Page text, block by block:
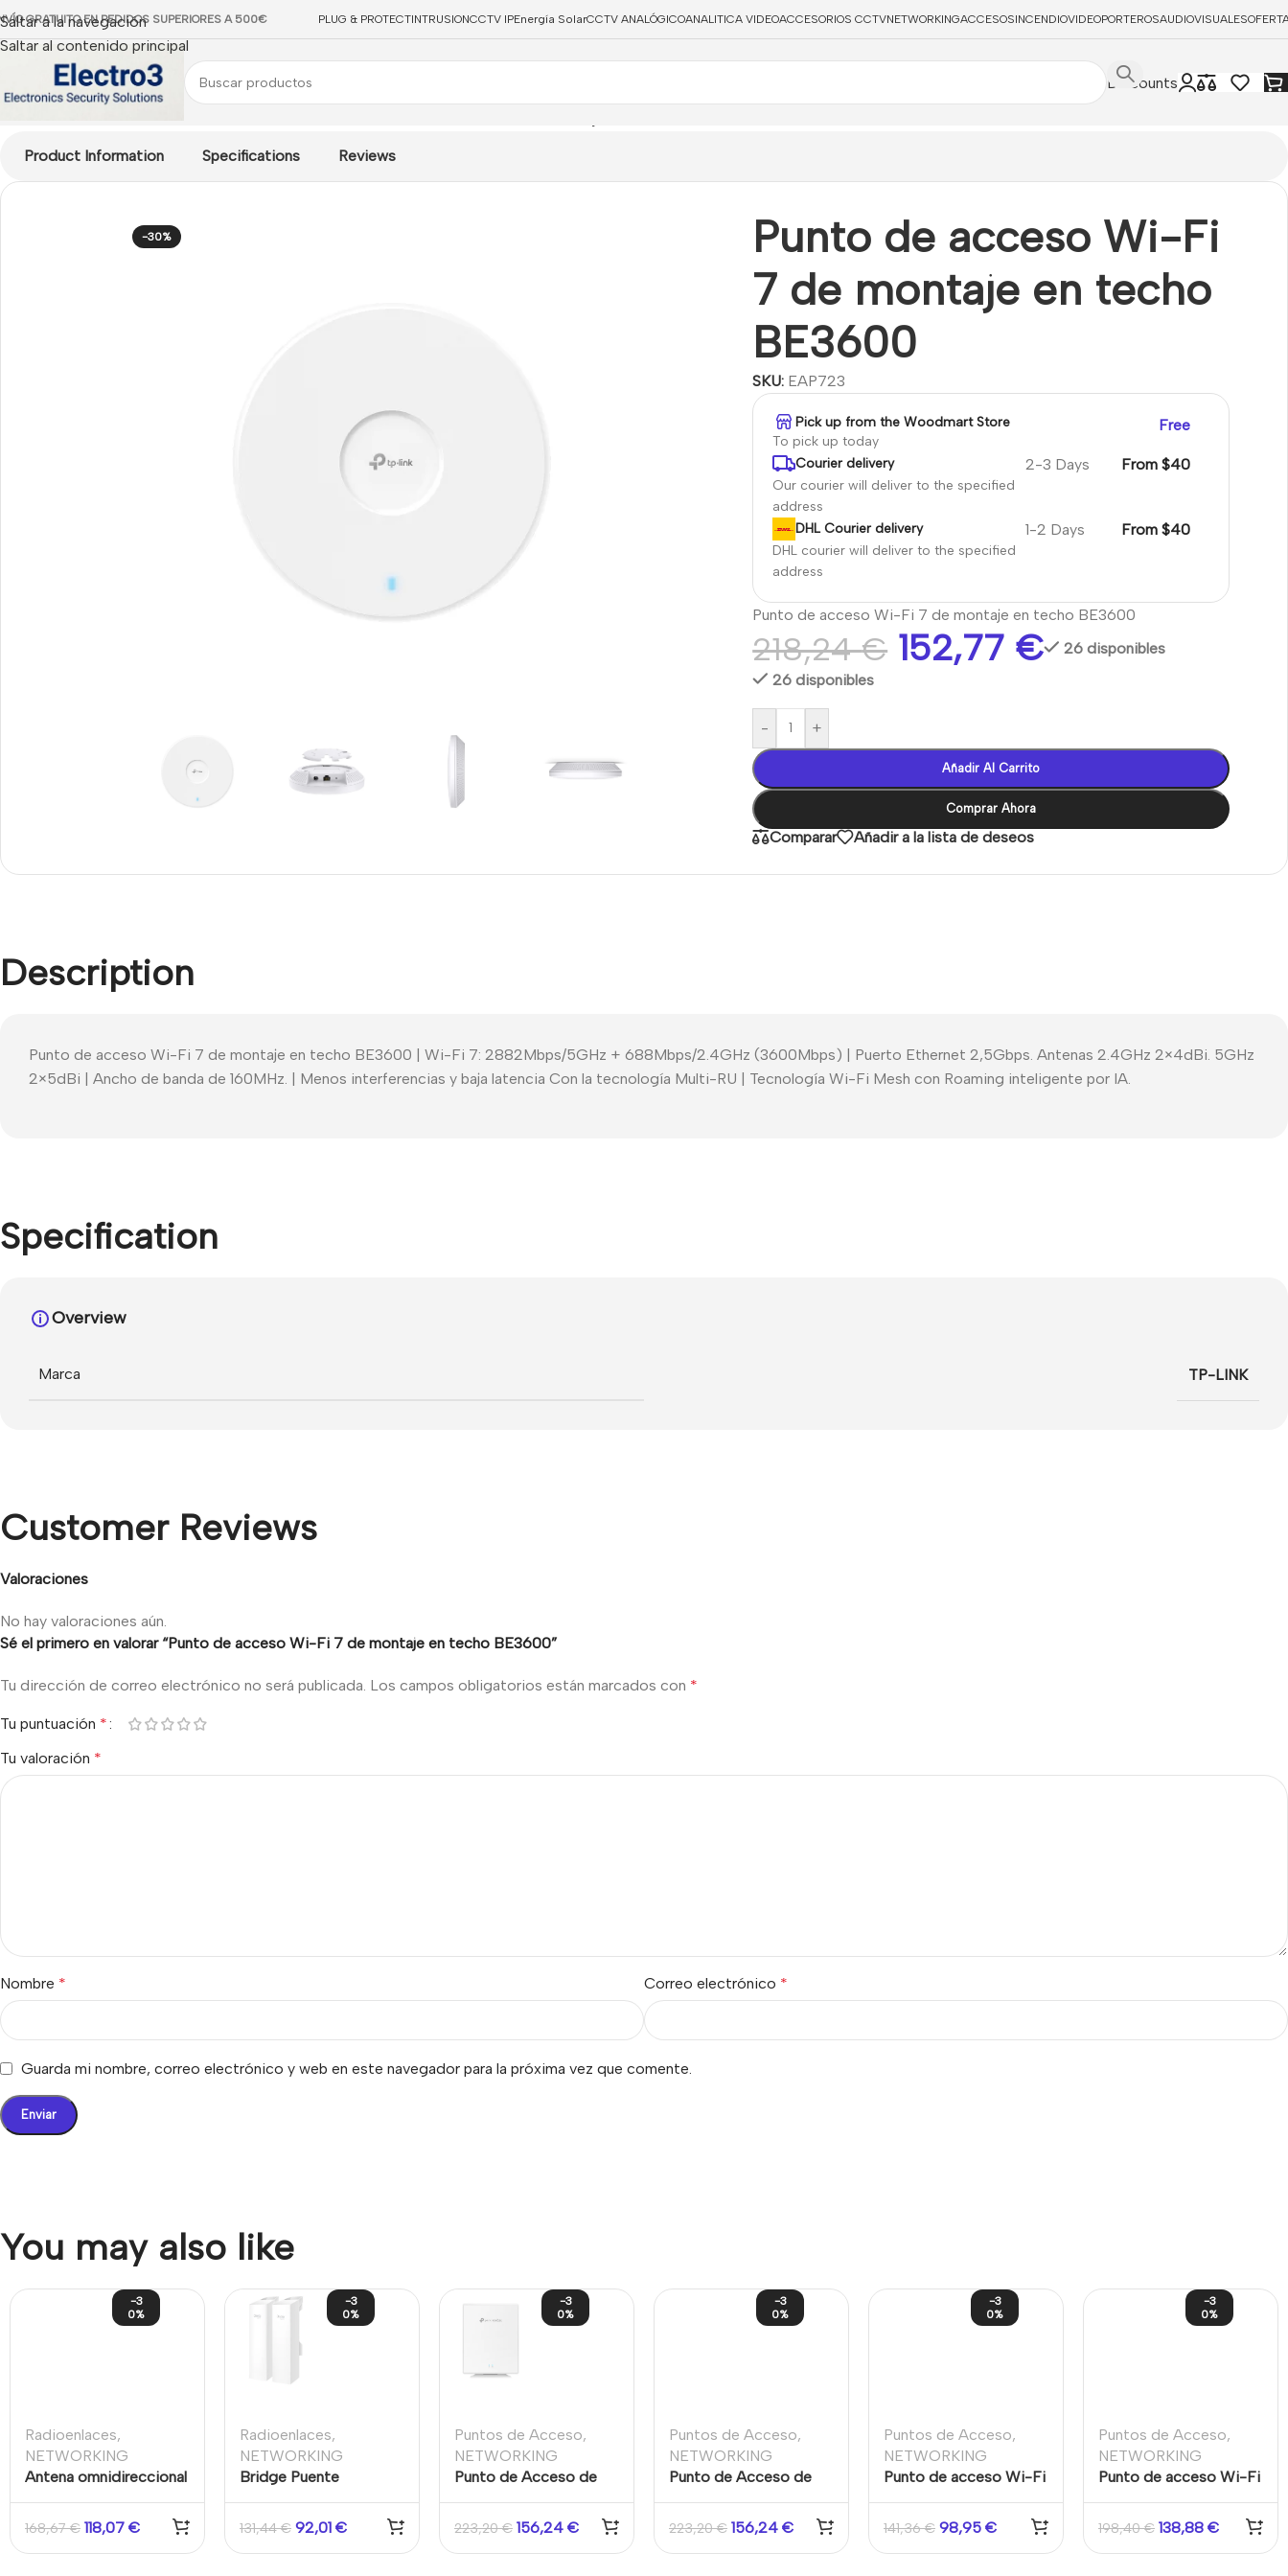
Saltar a la navegación
Saltar al contenido principal
GRATUITO EN PEDIDOS SUPERIORES A 500€ PLUG & PROTECTINTRUSIONCCTV IPEnergía SolarCCTV ANALÓGICOANALITICA VIDEOACCESORIOS CCTVNETWORKINGACCESOSINCENDIOVIDEOPORTEROSAUDIOVISUALES
Discounts
Product Information Specifications Reviews
-30%
Punto de acceso Wi-Fi
7 de montaje en techo
BE3600
SKU: EAP723
Pick up from the Woodmart Store
To pick up today
Free
Courier delivery
Our courier will deliver to the specified
address
2-3 Days From $40
DHL Courier delivery
DHL courier will deliver to the specified
address
1-2 Days From $40
Punto de acceso Wi-Fi 7 de montaje en techo BE3600
218,24€ 152,77 €
26 disponibles
26 disponibles
- +
Añadir Al Carrito
Comprar Ahora
Comparar Añadir a la lista de deseos
Description
Punto de acceso Wi-Fi 7 de montaje en techo BE3600 | Wi-Fi 7: 2882Mbps/5GHz + 688Mbps/2.4GHz (3600Mbps) | Puerto Ethernet 2,5Gbps. Antenas 2.4GHz 2×4dBi. 5GHz
2×5dBi | Ancho de banda de 160MHz. | Menos interferencias y baja latencia Con la tecnología Multi-RU | Tecnología Wi-Fi Mesh con Roaming inteligente por IA.
Specification
Overview
Marca TP-LINK
Customer Reviews
Valoraciones
No hay valoraciones aún.
Sé el primero en valorar “Punto de acceso Wi-Fi 7 de montaje en techo BE3600”
Tu dirección de correo electrónico no será publicada. Los campos obligatorios están marcados con *
Tu puntuación *
Tu valoración *
Nombre * Correo electrónico *
Guarda mi nombre, correo electrónico y web en este navegador para la próxima vez que comente.
You may also like
-3
0%
Radioenlaces,
NETWORKING
Antena omnidireccional
GHz y 12 dBi 360º 1km
168,67€ 118,07 €
-3
0%
Radioenlaces,
NETWORKING
Bridge Puente
Interior/Exterior Largo
Alcance Omada
131,44€ 92,01 €
-3
0%
Puntos de Acceso,
NETWORKING
Punto de Acceso de
Fi 6 AX3000 5GHz
223,20€ 156,24 €
-3
0%
Puntos de Acceso,
NETWORKING
Punto de Acceso de
6 AX1800 5GHz
223,20€ 156,24 €
-3
0%
Puntos de Acceso,
NETWORKING
Punto de acceso Wi-Fi
450Mbps/2,4GHz y
867Mbps/5GHz
141,36€ 98,95 €
-3
0%
Puntos de Acceso,
NETWORKING
Punto de acceso Wi-Fi
198,40€ 138,88 €